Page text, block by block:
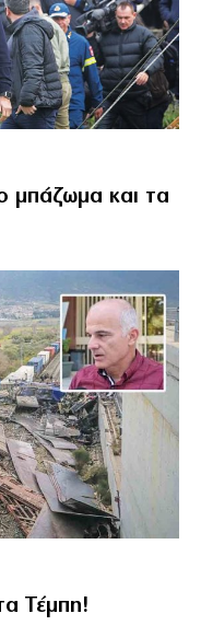
μπάζωμα και τα
Τέμπη!